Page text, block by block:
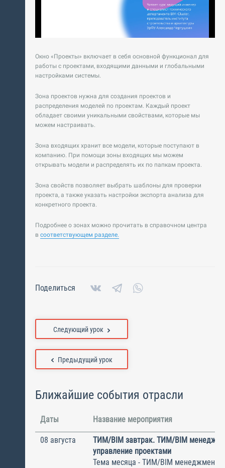
Окно «Проекты» включает в себя основной функционал для
работы с проектами, входящими данными и глобальными
настройками системы.
Зона проектов нужна для создания проектов и
распределения моделей по проектам. Каждый проект
обладает своими уникальными свойствами, которые мы
можем настраивать.
Зона входящих хранит все модели, которые поступают в
компанию. При помощи зоны входящих мы можем
открывать модели и распределять их по папкам проекта.
Зона свойств позволяет выбрать шаблоны для проверки
проекта, а также указать настройки экспорта анализа для
конкретного проекта.
Подробнее о зонах можно прочитать в справочном центра
в соответствующем разделе.
Поделиться
Предыдущий урок
Следующий урок
Ближайшие события отрасли
Даты Название мероприятия
08 августа
ТИМ/BIM завтрак. ТИМ/BIM
управление проектами
Тема месяца - ТИМ/BIM менеджмент и